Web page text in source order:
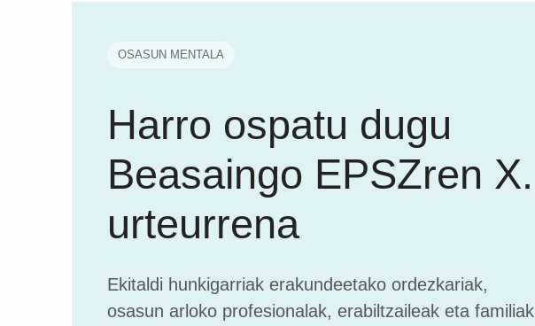
OSASUN MENTALA
Harro ospatu dugu
Beasaingo EPSZren X.
urteurrena
Ekitaldi hunkigarriak erakundeetako ordezkariak,
osasun arloko profesionalak, erabiltzaileak eta familiak